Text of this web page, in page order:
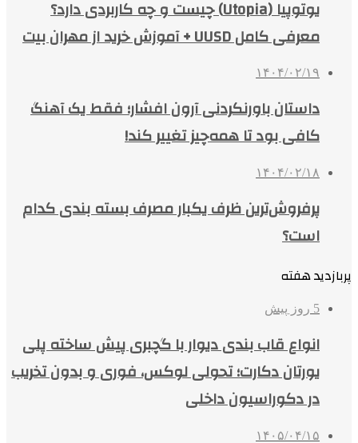
یوتوپیا (Utopia) چیست و چه کاربردی دارد؟
معرفی کامل UUSD + آموزش خرید از مهران بیت
۱۴۰۴/۰۲/۱۹
داستان باورنکردنی آرون افشار؛ فقط یک آهنگ
کافی بود تا همه‌چیز تغییر کند!
۱۴۰۴/۰۲/۱۸
پرفروش‌ترین ظرف یکبار مصرف بسته بندی کدام
است؟
پربازدید هفته
5 روز پیش
انواع قاب بندی دیوار با گچبری پیش ساخته پلی
یورتان دکارت؛ تحولی لوکس، فوری و بدون تخریب
در دکوراسیون داخلی
۱۴۰۵/۰۴/۱۵